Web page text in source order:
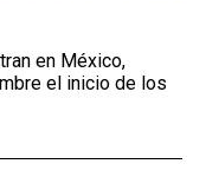
en México,
el inicio de los